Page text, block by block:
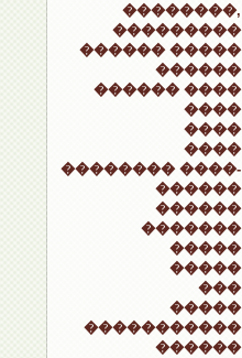
��������,
���������
������ �����
������
������ ����
����
����
����
�������� ����-
������
������
�������
�����
�����
���
�����
�����������
������